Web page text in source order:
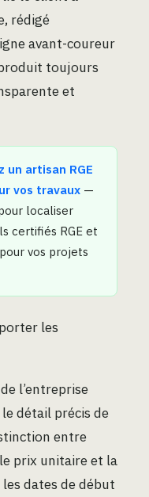
rédigé
avant-coureur
toujours
et
un artisan RGE
vos travaux —
localiser
certifiés RGE et
vos projets
les
l’entreprise
le détail précis de
entre
prix unitaire et la
dates de début